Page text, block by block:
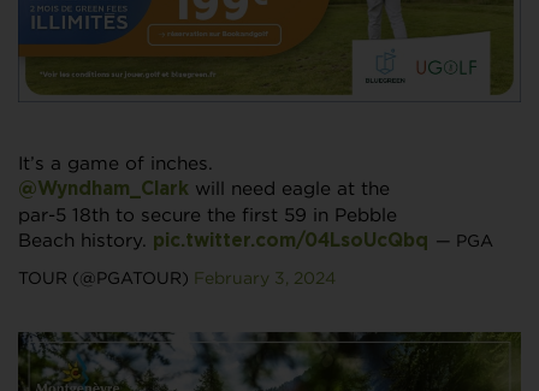
It’s a game of inches.
@Wyndham_Clark will need eagle at the
par-5 18th to secure the first 59 in Pebble
Beach history. pic.twitter.com/04LsoUcQbq — PGA
TOUR (@PGATOUR) February 3, 2024